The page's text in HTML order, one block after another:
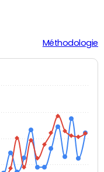
Méthodologie